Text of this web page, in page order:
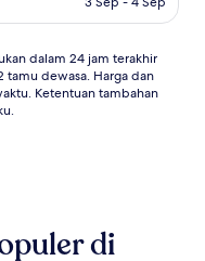
dalam 24 jam terakhir
tamu dewasa. Harga dan
Ketentuan tambahan
di